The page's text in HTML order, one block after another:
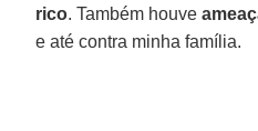
rico. Também houve
e até contra minha família.